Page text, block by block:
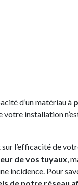
d’un matériau à
installation
l’efficacité de
de vos tuyaux,
incidence. Pour